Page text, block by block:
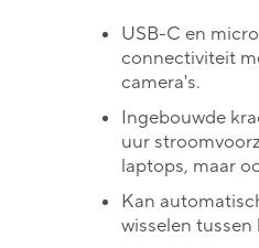
USB-C en
connectiviteit
camera's.
Ingebouwde
uur
laptops, maar
Kan
wisselen